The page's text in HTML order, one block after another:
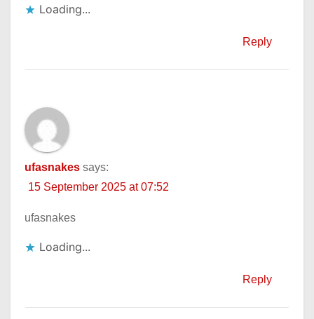
Loading...
Reply
ufasnakes says:
15 September 2025 at 07:52
ufasnakes
Loading...
Reply